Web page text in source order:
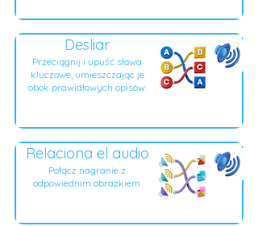
Desliar
Przeciągnij i upuść słowa
kluczowe, umieszczając je
obok prawidłowych opisów.
Relaciona el audio
Połącz nagranie z
odpowiednim obrazkiem.